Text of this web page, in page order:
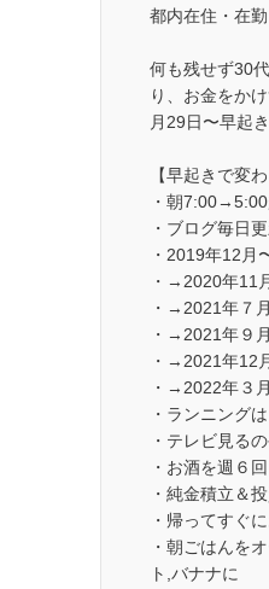
都内在住・在勤
何も残せず30
り、お金をか
月29日〜早起
【早起きで変
・朝7:00→5:00
・ブログ毎日
・2019年12月
・→2020年11
・→2021年７
・→2021年９
・→2021年12
・→2022年３
・ランニング
・テレビ見る
・お酒を週６
・純金積立＆
・帰ってすぐ
・朝ごはんを
ト,バナナに